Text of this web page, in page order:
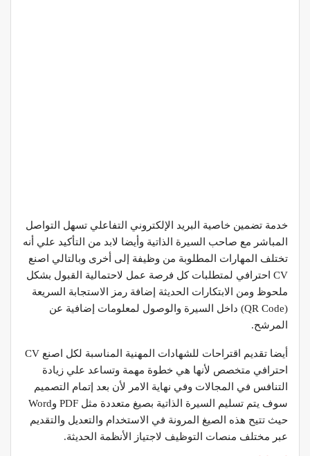
خدمة تضمين خاصية البريد الإلكتروني التفاعلي تسهل التواصل
المباشر مع صاحب السيرة الذاتية وأيضا لابد من التأكيد علي أنه
تختلف المهارات المطلوبة من وظيفة إلى أخرى وبالتالي اصنع
CV احترافي لمتطلبات كل فرصة عمل لاحتمالية القبول بشكل
ملحوظ ومن الابتكارات الحديثة إضافة رمز الاستجابة السريعة
(QR Code) داخل السيرة والوصول لمعلومات إضافية عن
المرشح.
أيضا تقديم اقتراحات للشهادات المهنية المناسبة لكل اصنع CV
احترافي متخصص لأنها هي خطوة مهمة وتساعد علي زيادة
التنافس في المجالات وفي نهاية الامر لأن بعد إتمام التصميم
سوف يتم تسليم السيرة الذاتية بصيغ متعددة مثل PDF وWord
حيث تتيح هذه الصيغ المرونة في الاستخدام والتعديل والتقديم
عبر مختلف منصات التوظيف لاجتياز الأنظمة الحديثة.